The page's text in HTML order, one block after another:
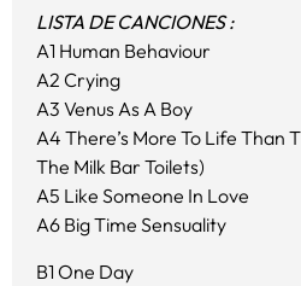
LISTA DE CANCIONES :
A1 Human Behaviour
A2 Crying
A3 Venus As A Boy
A4 There’s More To Life Than
The Milk Bar Toilets)
A5 Like Someone In Love
A6 Big Time Sensuality
B1 One Day